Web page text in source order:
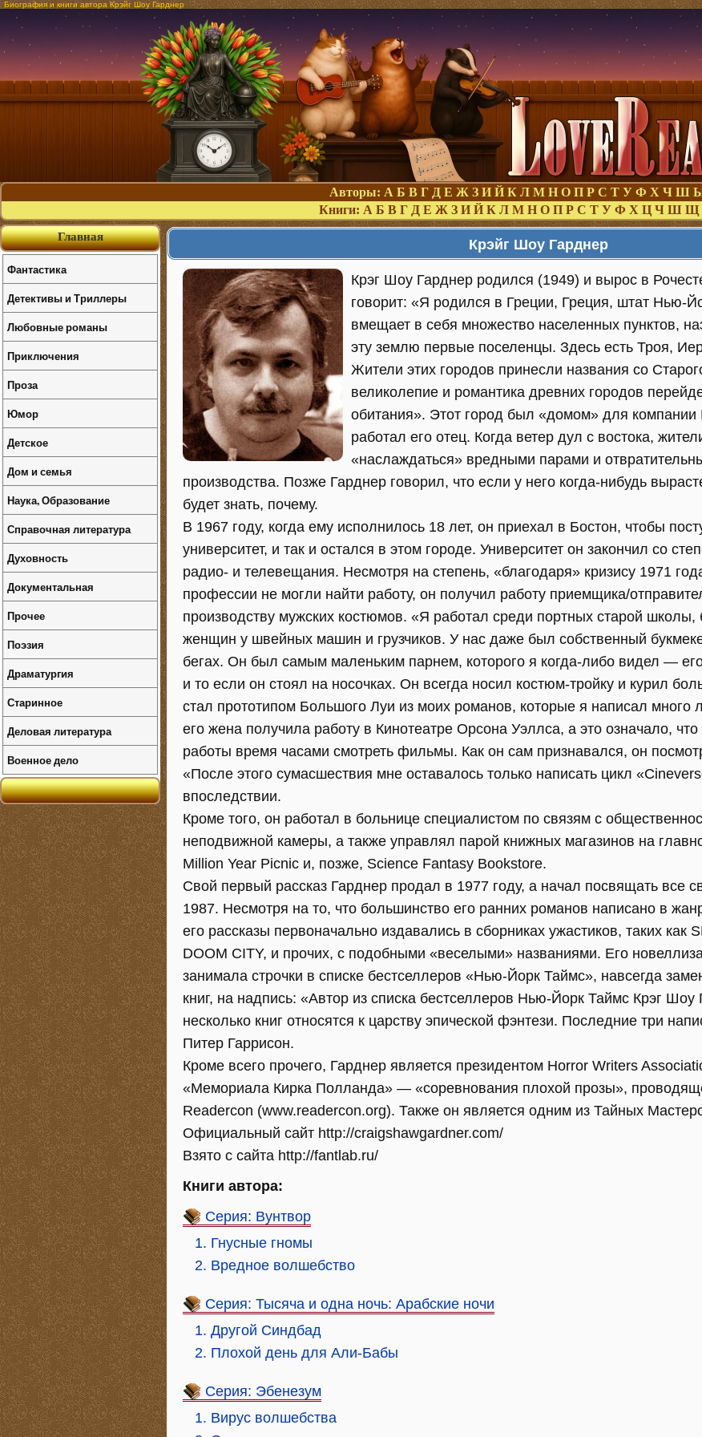
Биография и книги автора Крэйг Шоу Гарднер
Авторы: А Б В Г Д Е Ж З И Й К Л М Н О П Р С Т У Ф Х Ч Ш
Книги: А Б В Г Д Е Ж З И Й К Л М Н О П Р С Т У Ф Х Ц Ч Ш Щ
Крэйг Шоу Гарднер
Крэг Шоу Гарднер родился (1949) и вырос в
говорит: «Я родился в Греции, Греция, штат Нью-
вмещает в себя множество населенных пунктов,
эту землю первые поселенцы. Здесь есть Троя,
Жители этих городов принесли названия со
великолепие и романтика древних городов
обитания». Этот город был «домом» для компании
работал его отец. Когда ветер дул с востока,
«наслаждаться» вредными парами и
производства. Позже Гарднер говорил, что если у него когда-нибудь
будет знать, почему.
В 1967 году, когда ему исполнилось 18 лет, он приехал в Бостон, чтобы
университет, и так и остался в этом городе. Университет он закончил со
радио- и телевещания. Несмотря на степень, «благодаря» кризису 1971
профессии не могли найти работу, он получил работу приемщика/
производству мужских костюмов. «Я работал среди портных старой
женщин у швейных машин и грузчиков. У нас даже был собственный
бегах. Он был самым маленьким парнем, которого я когда-либо видел —
и то если он стоял на носочках. Он всегда носил костюм-тройку и курил
стал прототипом Большого Луи из моих романов, которые я написал много
его жена получила работу в Кинотеатре Орсона Уэллса, а это означало,
работы время часами смотреть фильмы. Как он сам признавался, он
«После этого сумасшествия мне оставалось только написать цикл
впоследствии.
Кроме того, он работал в больнице специалистом по связям с
неподвижной камеры, а также управлял парой книжных магазинов на
Million Year Picnic и, позже, Science Fantasy Bookstore.
Свой первый рассказ Гарднер продал в 1977 году, а начал посвящать все
1987. Несмотря на то, что большинство его ранних романов написано в
его рассказы первоначально издавались в сборниках ужастиков, таких как
DOOM CITY, и прочих, с подобными «веселыми» названиями. Его
занимала строчки в списке бестселлеров «Нью-Йорк Таймс», навсегда
книг, на надпись: «Автор из списка бестселлеров Нью-Йорк Таймс Крэг
несколько книг относятся к царству эпической фэнтези. Последние три
Питер Гаррисон.
Кроме всего прочего, Гарднер является президентом Horror Writers
«Мемориала Кирка Полланда» — «соревнования плохой прозы»,
Readercon (www.readercon.org). Также он является одним из Тайных
Официальный сайт http://craigshawgardner.com/
Взято с сайта http://fantlab.ru/
Книги автора:
Серия: Вунтвор
1. Гнусные гномы
2. Вредное волшебство
Серия: Тысяча и одна ночь: Арабские ночи
1. Другой Синдбад
2. Плохой день для Али-Бабы
Серия: Эбенезум
1. Вирус волшебства
Главная
Фантастика
Детективы и Триллеры
Любовные романы
Приключения
Проза
Юмор
Детское
Дом и семья
Наука, Образование
Справочная литература
Духовность
Документальная
Прочее
Поэзия
Драматургия
Старинное
Деловая литература
Военное дело